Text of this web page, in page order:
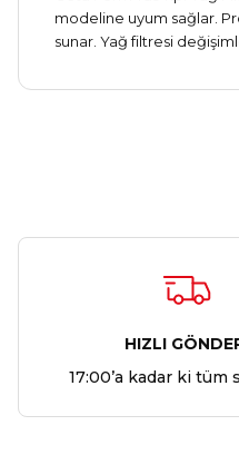
modeline uyum sağlar.
sunar. Yağ filtresi
HIZLI
17:00’a kadar ki tüm